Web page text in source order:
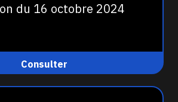
du 16 octobre 2024
Consulter